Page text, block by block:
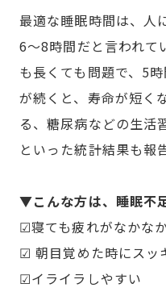
最適な睡眠時間は、人
6～8時間だと言われて
も長くても問題で、5
が続くと、寿命が短く
る、糖尿病などの生活
といった統計結果も報
▼こんな方は、睡眠不
☑寝ても疲れがなかな
☑ 朝目覚めた時にスッ
☑イライラしやすい